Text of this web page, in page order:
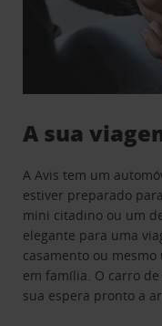
A sua
A Avis tem um
estiver preparado
mini citadino ou um
elegante para uma
casamento ou
em família. O carro
sua espera pronto a